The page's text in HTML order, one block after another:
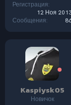
Регистрация
12 Ноя
Сообщения
Kaspiysk05
Новичок